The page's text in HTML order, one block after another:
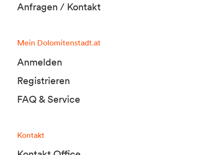
Anfragen / Kontakt
Mein Dolomitenstadt.at
Anmelden
Registrieren
FAQ & Service
Kontakt